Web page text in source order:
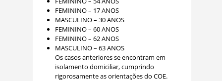
FEMININO – 17 ANOS
MASCULINO – 30 ANOS
FEMININO – 60 ANOS
FEMININO – 62 ANOS
MASCULINO – 63 ANOS
Os casos anteriores se encontram em
isolamento domiciliar, cumprindo
rigorosamente as orientações do COE.